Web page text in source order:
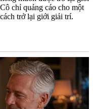
chỉ quảng cáo cho một
trở lại giới giải trí.